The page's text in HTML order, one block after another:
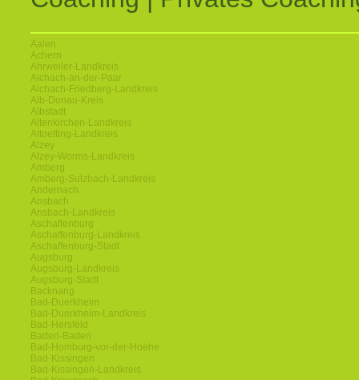
Aalen
Achern
Ahrweiler-Landkreis
Aichach-an-der-Paar
Aichach-Friedberg-Landkreis
Alb-Donau-Kreis
Albstadt
Altenkirchen-Landkreis
Altoetting-Landkreis
Alzey
Alzey-Worms-Landkreis
Amberg
Amberg-Sulzbach-Landkreis
Andernach
Ansbach
Ansbach-Landkreis
Aschaffenburg
Aschaffenburg-Landkreis
Aschaffenburg-Stadt
Augsburg
Augsburg-Landkreis
Augsburg-Stadt
Backnang
Bad-Duerkheim
Bad-Duerkheim-Landkreis
Bad-Hersfeld
Baden-Baden
Bad-Homburg-vor-der-Hoehe
Bad-Kissingen
Bad-Kissingen-Landkreis